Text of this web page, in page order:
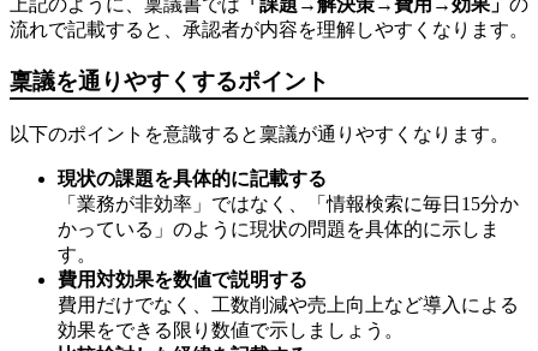
上記のように、稟議書では 「課題→解決策→費用→効果」 の
流れで記載すると、承認者が内容を理解しやすくなります。
稟議を通りやすくするポイント
以下のポイントを意識すると稟議が通りやすくなります。
現状の課題を具体的に記載する
「業務が非効率」ではなく、「情報検索に毎日15分か
かっている」のように現状の問題を具体的に示しま
す。
費用対効果を数値で説明する
費用だけでなく、工数削減や売上向上など導入による
効果をできる限り数値で示しましょう。